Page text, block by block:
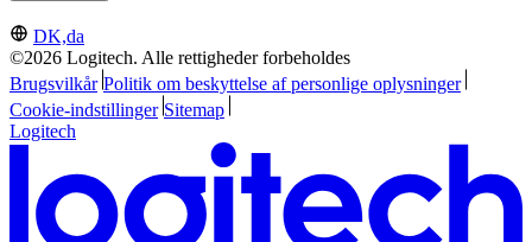
DK,da
©2026 Logitech. Alle rettigheder forbeholdes
Brugsvilkår Politik om beskyttelse af personlige oplysninger
Cookie-indstillinger Sitemap
Logitech